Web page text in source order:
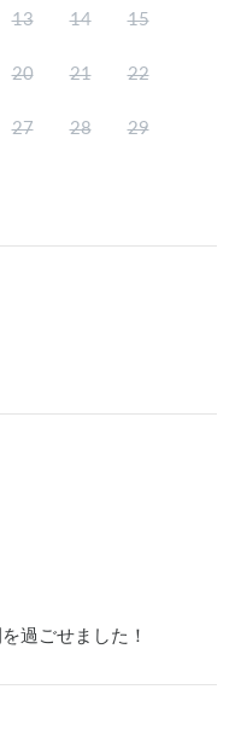
13 14 15
20 21 22
27 28 29
過ごせました！